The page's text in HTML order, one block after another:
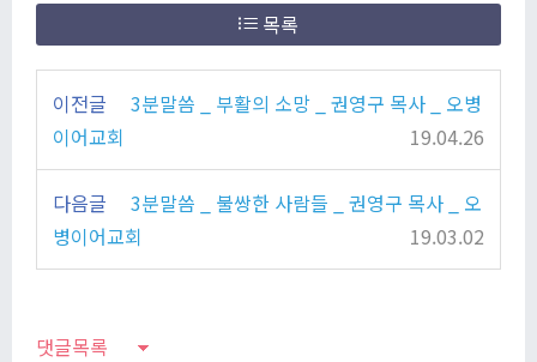
목록
이전글
3분말씀 _ 부활의 소망 _ 권영구 목사 _ 오병
이어교회
19.04.26
다음글
3분말씀 _ 불쌍한 사람들 _ 권영구 목사 _ 오
병이어교회
19.03.02
댓글목록